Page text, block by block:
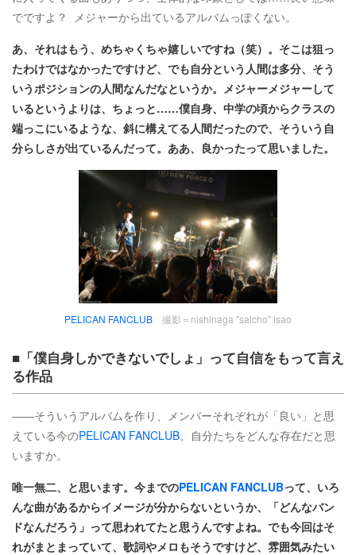
でですよ？ メジャーから出ているアルバムっぽくない。
あ、それはもう、めちゃくちゃ嬉しいですね（笑）。そこは狙っ
たわけではなかったですけど、でも自分という人間は多分、そう
いうポジションの人間なんだなというか。メジャーメジャーして
いるというよりは、ちょっと……僕自身、中学の頃からクラスの
端っこにいるような、斜に構えてる人間だったので、そういう自
分らしさが出ているんだって。ああ、良かったって思いました。
PELICAN FANCLUB 撮影＝nishinaga "saicho" isao
■「僕自身しかできないでしょ」って自信をもって言え
る作品
――そういうアルバムを作り、メンバーそれぞれが「良い」と思
えている今のPELICAN FANCLUB。自分たちをどんな存在だと思
いますか。
唯一無二、と思います。今までのPELICAN FANCLUBって、いろ
んな曲があるからイメージが分からないというか、「どんなバン
ドなんだろう」って思われてたと思うんですよね。でも今回はそ
れがまとまっていて、歌詞やメロもそうですけど、雰囲気みたい